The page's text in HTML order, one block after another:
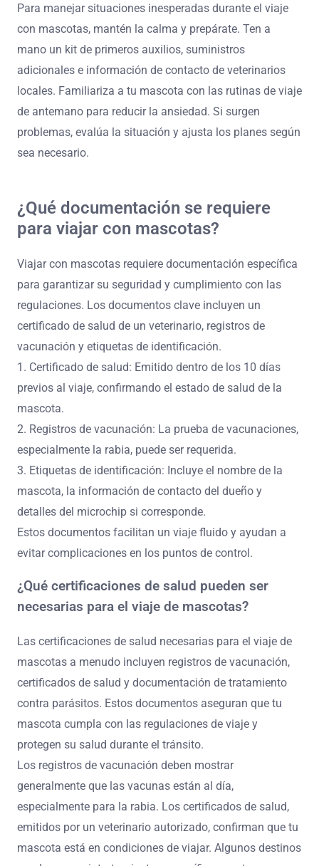
ansiedad, pueden proporcionar comodidad. Mantener
una manta o juguete familiar puede ayudar a las
mascotas a sentirse seguras durante el viaje.
¿Cómo puedes manejar situaciones
inesperadas durante el viaje con mascotas?
adicionales e información de contacto de veterinarios
locales. Familiariza a tu mascota con las rutinas de viaje
problemas, evalúa la situación y ajusta los planes según
sea necesario.
¿Qué documentación se requiere
para viajar con mascotas?
Viajar con mascotas requiere documentación específica
para garantizar su seguridad y cumplimiento con las
certificado de salud de un veterinario, registros de
vacunación y etiquetas de identificación.
1. Certificado de salud: Emitido dentro de los 10 días
previos al viaje, confirmando el estado de salud de la
mascota.
2. Registros de vacunación: La prueba de vacunaciones,
especialmente la rabia, puede ser requerida.
3. Etiquetas de identificación: Incluye el nombre de la
mascota, la información de contacto del dueño y
detalles del microchip si corresponde.
Estos documentos facilitan un viaje fluido y ayudan a
evitar complicaciones en los puntos de control.
¿Qué certificaciones de salud pueden ser